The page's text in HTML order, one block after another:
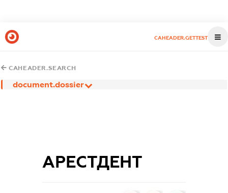
CAHEADER.GETTEST
CAHEADER.SEARCH
document.dossier
АРЕСТДЕНТ